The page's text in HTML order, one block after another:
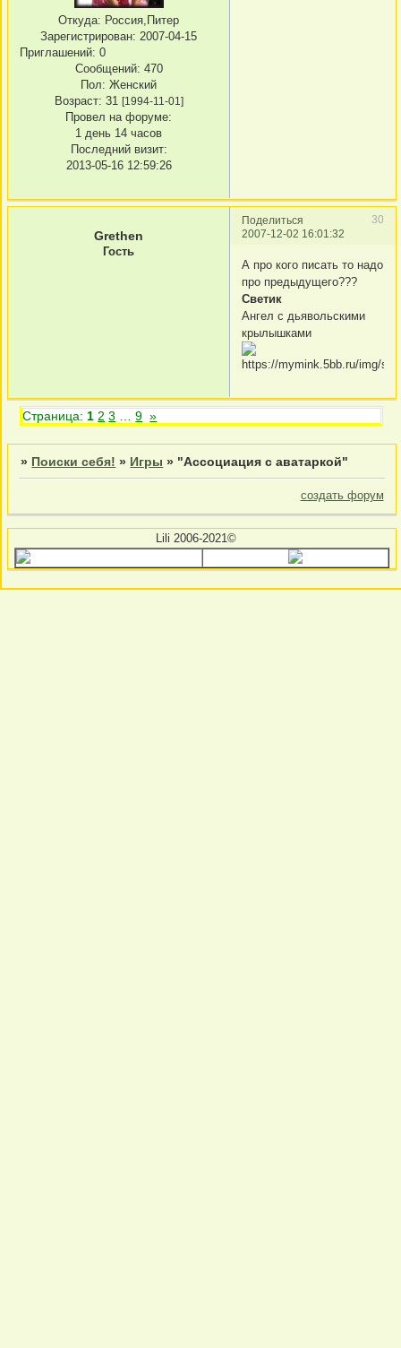
Откуда: Россия,Питер
Зарегистрирован: 2007-04-15
Приглашений: 0
Сообщений: 470
Пол: Женский
Возраст: 31 [1994-11-01]
Провел на форуме:
1 день 14 часов
Последний визит:
2013-05-16 12:59:26
Поделиться
30
2007-12-02 16:01:32
Grethen
Гость
А про кого писать то надо
про предыдущего???
Светик
Ангел с дьявольскими
крылышками
Страница: 1 2 3 9 »
» Поиски себя! » Игры » "Ассоциация с аватаркой"
создать форум
Lili 2006-2021©